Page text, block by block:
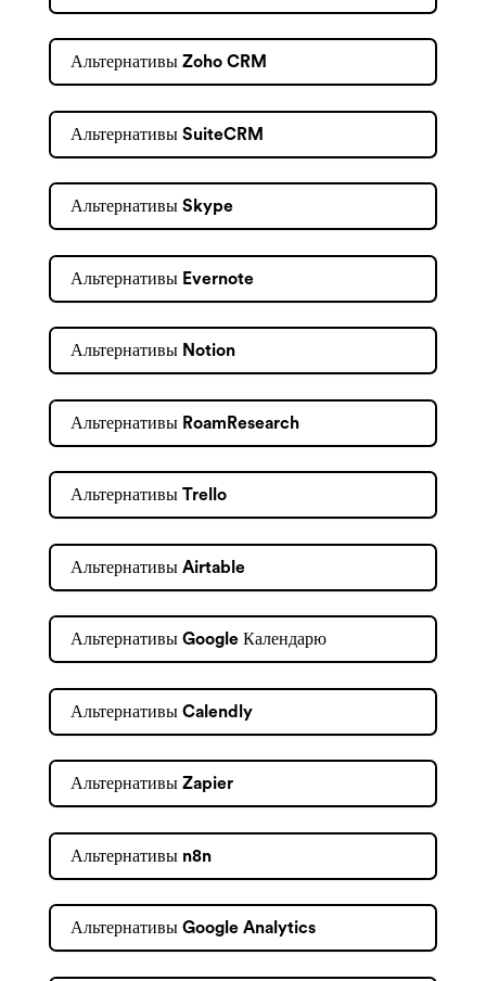
Альтернативы Zoho CRM
Альтернативы SuiteCRM
Альтернативы Skype
Альтернативы Evernote
Альтернативы Notion
Альтернативы RoamResearch
Альтернативы Trello
Альтернативы Airtable
Альтернативы Google Календарю
Альтернативы Calendly
Альтернативы Zapier
Альтернативы n8n
Альтернативы Google Analytics